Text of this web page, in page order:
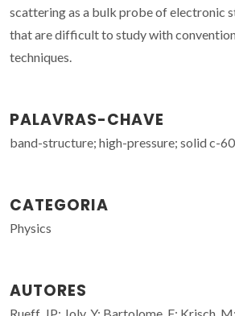
scattering as a bulk probe of electronic
that are difficult to study with
techniques.
PALAVRAS-CHAVE
band-structure; high-pressure; solid c-
CATEGORIA
Physics
AUTORES
Rueff, JP; Joly, Y; Bartolome, F; Krisch,